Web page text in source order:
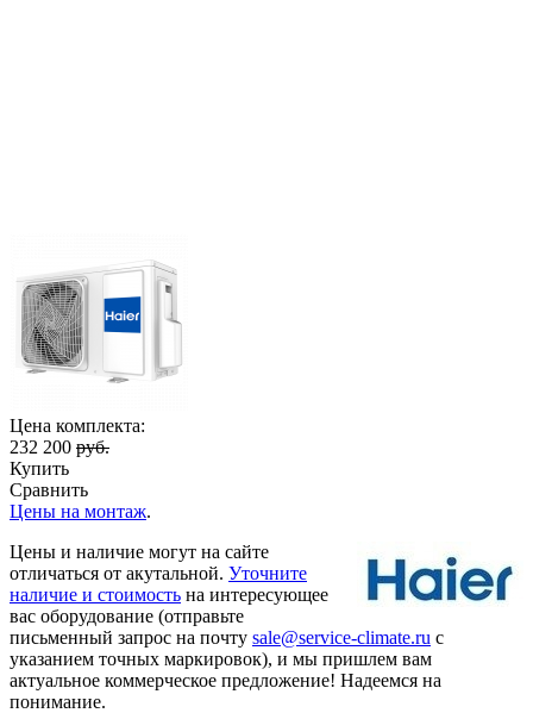
Цена комплекта:
232 200 руб.
Купить
Сравнить
Цены на монтаж.
Цены и наличие могут на сайте
отличаться от акутальной. Уточните
наличие и стоимость на интересующее
вас оборудование (отправьте
письменный запрос на почту sale@service-climate.ru с
указанием точных маркировок), и мы пришлем вам
актуальное коммерческое предложение! Надеемся на
понимание.